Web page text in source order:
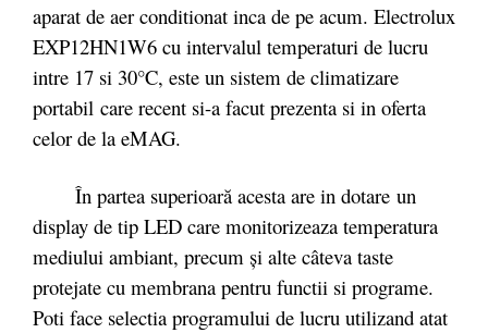
aparat de aer conditionat inca de pe acum. Electrolux
EXP12HN1W6 cu intervalul temperaturi de lucru
intre 17 si 30°C, este un sistem de climatizare
portabil care recent si-a facut prezenta si in oferta
celor de la eMAG.
În partea superioară acesta are in dotare un
display de tip LED care monitorizeaza temperatura
mediului ambiant, precum și alte câteva taste
protejate cu membrana pentru functii si programe.
Poti face selectia programului de lucru utilizand atat